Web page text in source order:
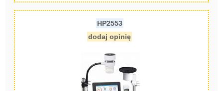
HP2553
dodaj opinię